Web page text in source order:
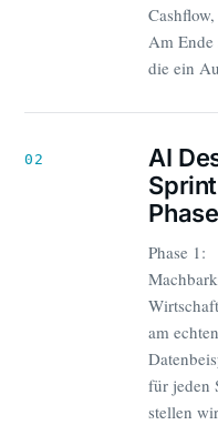
Am Ende
die ein
02
AI
Sprint
Phase 1:
am echten
für jeden
stellen